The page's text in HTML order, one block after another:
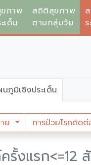
ภาพ
เด็น
สถิติสุขภาพ
ตามกลุ่มวัย
ภูมิเชิงประเด็น
ย การป่วยโรคติดต่
รั้งแรก<=12